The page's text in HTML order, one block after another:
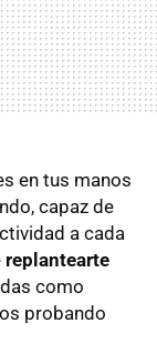
en tus manos
capaz de
a cada
replantearte
como
probando